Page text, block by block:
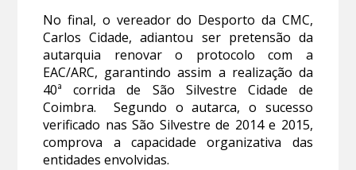
No final, o vereador do Desporto da CMC,
Carlos Cidade, adiantou ser pretensão da
autarquia renovar o protocolo com a
EAC/ARC, garantindo assim a realização da
40ª corrida de São Silvestre Cidade de
Coimbra. Segundo o autarca, o sucesso
verificado nas São Silvestre de 2014 e 2015,
comprova a capacidade organizativa das
entidades envolvidas.